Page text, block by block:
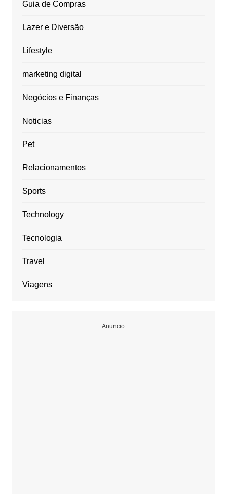
Guia de Compras
Lazer e Diversão
Lifestyle
marketing digital
Negócios e Finanças
Noticias
Pet
Relacionamentos
Sports
Technology
Tecnologia
Travel
Viagens
Anuncio